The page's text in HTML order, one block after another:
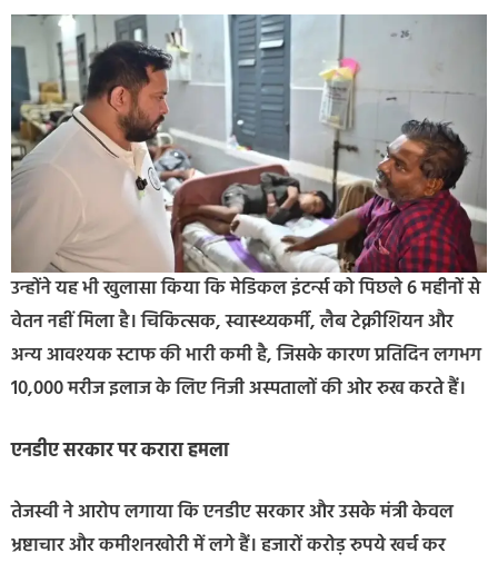
उन्होंने यह भी खुलासा किया कि मेडिकल इंटर्न्स को पिछले 6 महीनों से
वेतन नहीं मिला है। चिकित्सक, स्वास्थ्यकर्मी, लैब टेक्नीशियन और
अन्य आवश्यक स्टाफ की भारी कमी है, जिसके कारण प्रतिदिन लगभग
10,000 मरीज इलाज के लिए निजी अस्पतालों की ओर रुख करते हैं।
एनडीए सरकार पर करारा हमला
तेजस्वी ने आरोप लगाया कि एनडीए सरकार और उसके मंत्री केवल
भ्रष्टाचार और कमीशनखोरी में लगे हैं। हजारों करोड़ रुपये खर्च कर